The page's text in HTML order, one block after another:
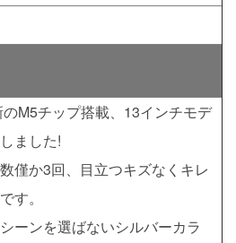
M5チップ搭載、13インチモデ
ました!
僅か3回、目立つキズなくキレ
す。
ーンを選ばないシルバーカラ